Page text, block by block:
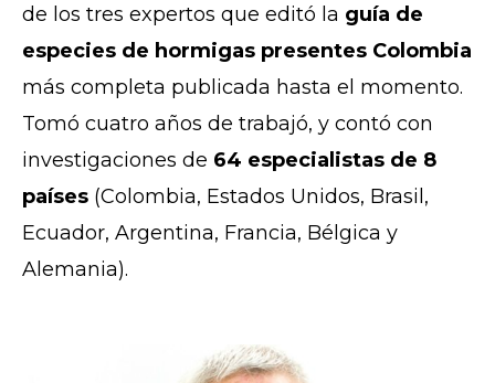
de los tres expertos que editó la guía de
especies de hormigas presentes Colombia
más completa publicada hasta el momento.
Tomó cuatro años de trabajó, y contó con
investigaciones de 64 especialistas de 8
países (Colombia, Estados Unidos, Brasil,
Ecuador, Argentina, Francia, Bélgica y
Alemania).